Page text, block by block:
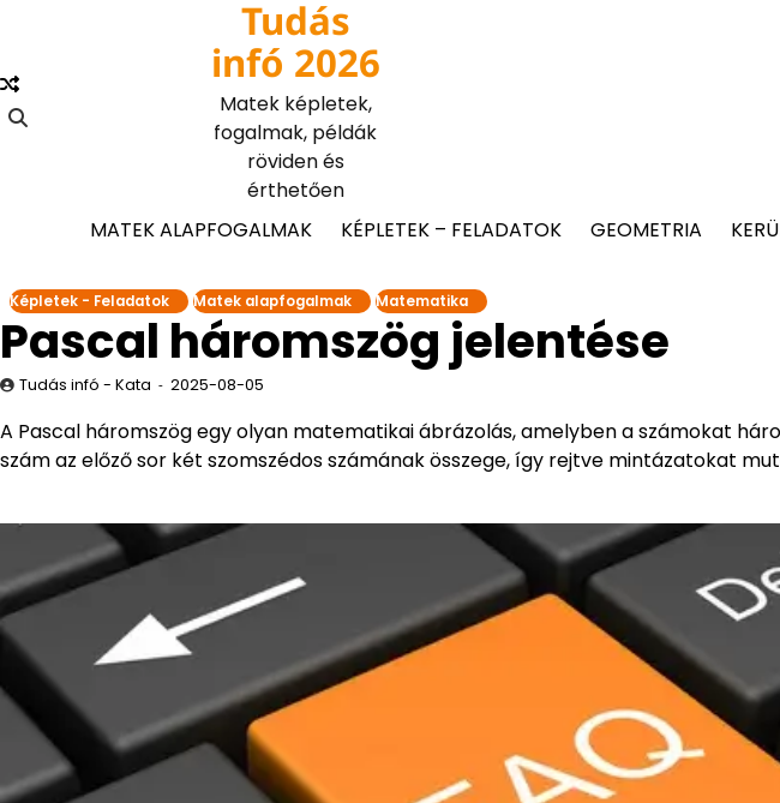
content
Tudás
infó 2026
Matek képletek,
fogalmak, példák
röviden és
érthetően
MATEK ALAPFOGALMAK
KÉPLETEK – FELADATOK GEOMETRIA
Képletek - Feladatok Matek alapfogalmak Matematika
Pascal háromszög jelentése
Tudás infó - Kata 2025-08-05
A Pascal háromszög egy olyan matematikai ábrázolás, amelyben a számokat
szám az előző sor két szomszédos számának összege, így rejtve mintázatokat